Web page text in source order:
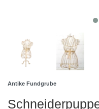
Antike Fundgrube